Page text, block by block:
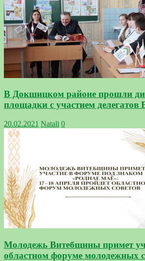
В Докшицком районе прошли
площадки с участием
20.02.2021 Natali 0
Молодежь Витебщины примет
областном форуме молодежных